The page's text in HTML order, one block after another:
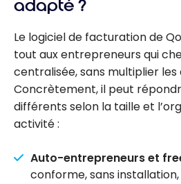
adapté ?
Le logiciel de facturation de
tout aux entrepreneurs qui
centralisée, sans multiplier les
Concrètement, il peut
différents selon la taille et
activité :
Auto-entrepreneurs et
conforme, sans